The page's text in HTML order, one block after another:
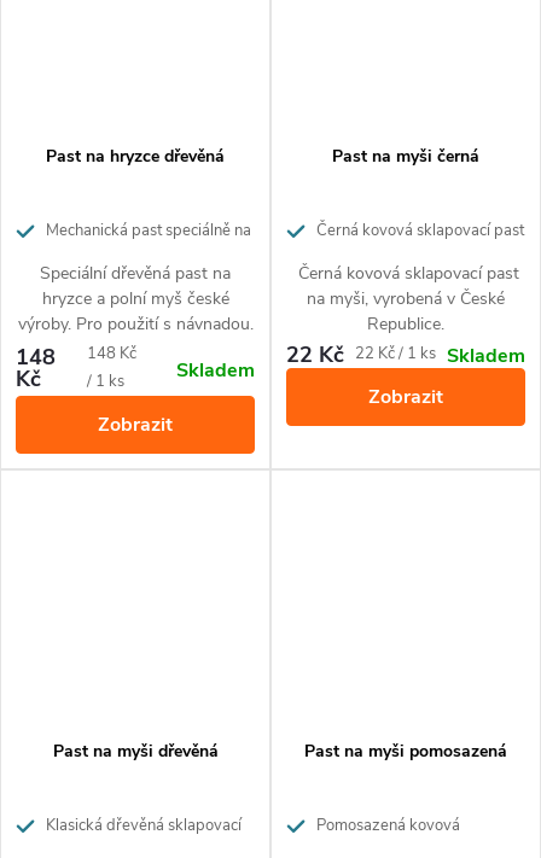
Past na hryzce dřevěná
Mechanická past speciálně na
Speciální dřevěná past na
hryzce a polní myš české
výroby. Pro použití s návnadou.
148
Kč
Měrná
cena:
148 Kč
/ 1 ks
Skladem
Zobrazit
Past na myši černá
Černá kovová sklapovací past
na myši, vyrobená v České
Republice.
Černá kovová sklapovací past
na myši, vyrobená v České
Republice.
22 Kč Měrná
22 Kč / 1 ks Skladem
Zobrazit
Past na myši dřevěná
Klasická dřevěná sklapovací
Past na myši pomosazená
Pomosazená kovová